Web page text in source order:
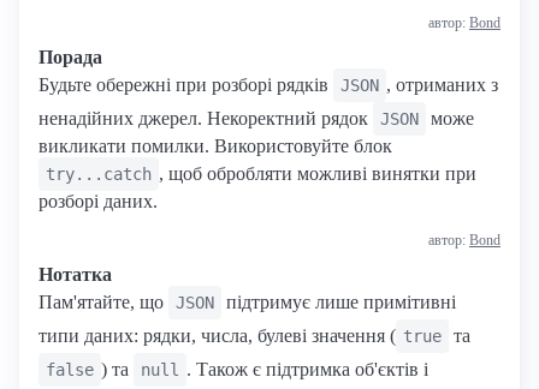
автор: Bond
Порада
Будьте обережні при розборі рядків
JSON , отриманих з
ненадійних джерел. Некоректний рядок
JSON
може
викликати помилки. Використовуйте блок
try...catch , щоб обробляти можливі винятки при
розборі даних.
автор: Bond
Нотатка
Пам'ятайте, що
JSON
підтримує лише примітивні
типи даних: рядки, числа, булеві значення ( true та
false ) та null . Також є підтримка об'єктів і